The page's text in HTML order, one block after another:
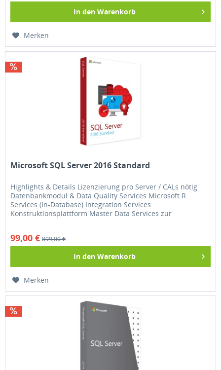
In den Warenkorb
Merken
Microsoft SQL Server 2016 Standard
Highlights & Details Lizenzierung pro Server / CALs nötig
Datenbankmodul & Data Quality Services Microsoft R
Services (In-Database) Integration Services
Konstruktionsplattform Master Data Services zur
99,00 € 899,00 €
In den Warenkorb
Merken